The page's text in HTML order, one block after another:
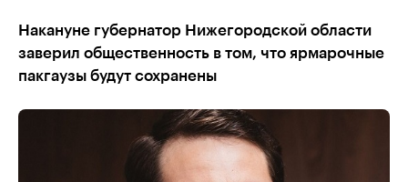
Накануне губернатор Нижегородской области
заверил общественность в том, что ярмарочные
пакгаузы будут сохранены